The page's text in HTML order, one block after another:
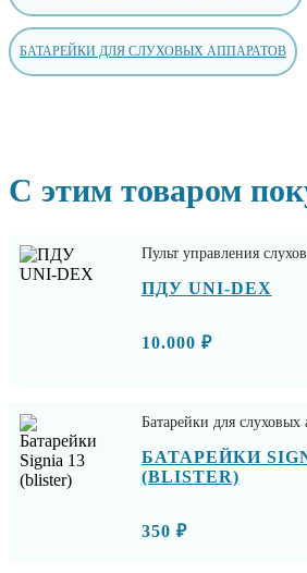
БАТАРЕЙКИ ДЛЯ СЛУХОВЫХ АППАРАТОВ
С этим товаром
Пульт управления
ПДУ UNI-DEX
10.000 ₽
Батарейки для слуховых
БАТАРЕЙКИ
(BLISTER)
350 ₽